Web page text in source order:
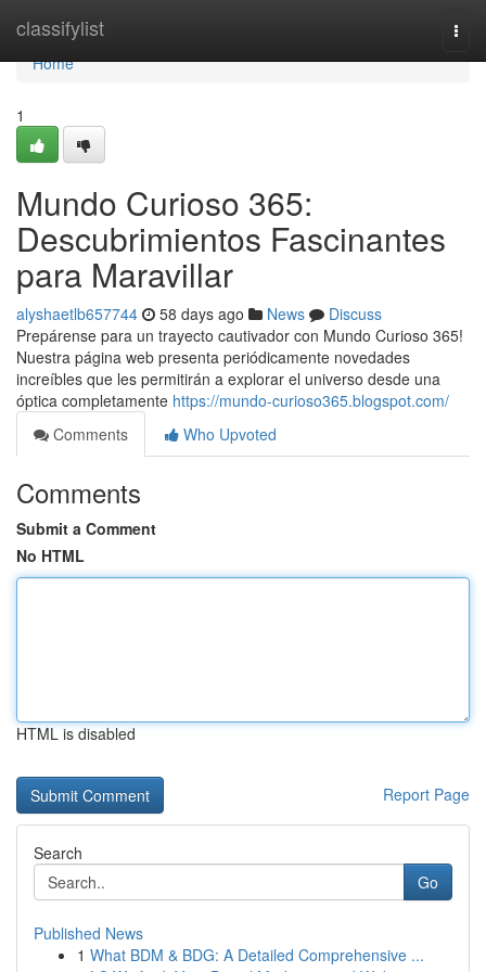
classifylist
Home
Home
1
Mundo Curioso 365:
Descubrimientos Fascinantes
para Maravillar
alyshaetlb657744 58 days ago News
Discuss
Prepárense para un trayecto cautivador con Mundo Curioso 365!
Nuestra página web presenta periódicamente novedades
increíbles que les permitirán a explorar el universo desde una
óptica completamente https://mundo-curioso365.blogspot.com/
Comments
Who Upvoted
Comments
Submit a Comment
No HTML
HTML is disabled
Report Page
Search
Go
Published News
1 What BDM & BDG: A Detailed Comprehensive ...